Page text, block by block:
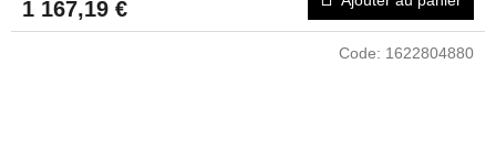
1 167,19 €
Code: 1622804880